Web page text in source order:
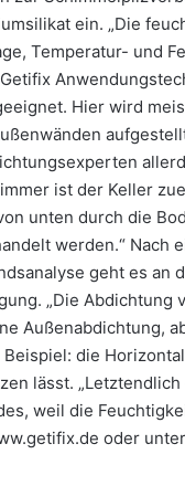
ein. „Die
Temperatur- und
Hier wird
ist der Keller
unten durch die
werden.“ Nach
geht es an
„Die Abdichtung
Außenabdichtung,
die
lässt.
weil die
oder